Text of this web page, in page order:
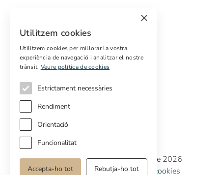
Pressupost gratuït de rehabilitació
Serveis
Compradors internacionals
Propietats off-market
Copyright © Cottage Properties Real Estate 2026
Política de privacitat
Avis legalPolítica de cookies
×
Utilitzem cookies
Utilitzem cookies per millorar la vostra
experiència de navegació i analitzar el nostre
trànsit. Veure política de cookies
Estrictament necessàries
Rendiment
Orientació
Funcionalitat
Accepta-ho tot Rebutja-ho tot